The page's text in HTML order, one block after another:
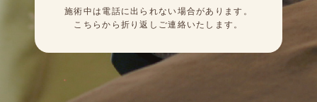
施術中は電話に出られない場合があります。
こちらから折り返しご連絡いたします。